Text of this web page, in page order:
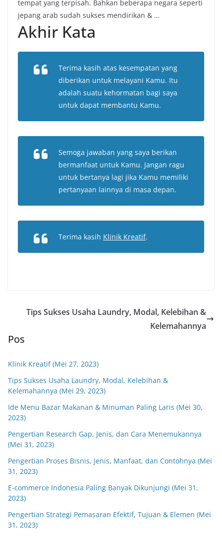
tempat yang terpisah. Bahkan beberapa negara seperti
jepang arab sudah sukses mendirikan & …
Akhir Kata
Terima kasih atas kesempatan yang
diberikan untuk melayani Kamu. Itu
adalah suatu kehormatan bagi saya
untuk dapat membantu Kamu.
Semoga jawaban yang saya berikan
bermanfaat untuk Kamu. Jangan ragu
untuk bertanya lagi jika Kamu memiliki
pertanyaan lainnya di masa depan.
Terima kasih Klinik Kreatif.
Tips Sukses Usaha Laundry, Modal, Kelebihan &
Kelemahannya
Pos
Klinik Kreatif (Mei 27, 2023)
Tips Sukses Usaha Laundry, Modal, Kelebihan &
Kelemahannya (Mei 29, 2023)
Ide Menu Bazar Makanan & Minuman Paling Laris (Mei 30,
2023)
Pengertian Research Gap, Jenis, dan Cara Menemukannya
(Mei 31, 2023)
Pengertian Proses Bisnis, Jenis, Manfaat, dan Contohnya (Mei
31, 2023)
E-commerce Indonesia Paling Banyak Dikunjungi (Mei 31,
2023)
Pengertian Strategi Pemasaran Efektif, Tujuan & Elemen (Mei
31, 2023)